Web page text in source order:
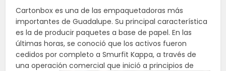
Cartonbox es una de las empaquetadoras más
importantes de Guadalupe. Su principal característica
es la de producir paquetes a base de papel. En las
últimas horas, se conoció que los activos fueron
cedidos por completo a Smurfit Kappa, a través de
una operación comercial que inició a principios de